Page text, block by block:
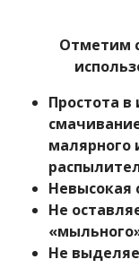
Отметим
Простота в
малярного
Невысокая
Не
Не